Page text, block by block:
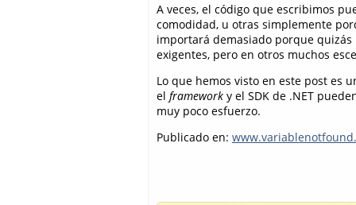
A veces, el código que escribimos
comodidad, u otras simplemente
importará demasiado porque
exigentes, pero en otros muchos
Lo que hemos visto en este post es
el framework y el SDK de .NET
muy poco esfuerzo.
Publicado en: